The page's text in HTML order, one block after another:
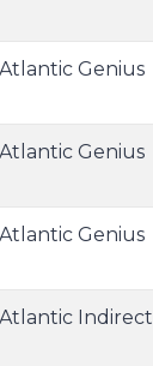
Genius
Genius
Genius
Indirect